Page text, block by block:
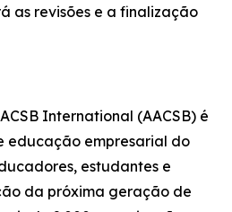
as revisões e a finalização
International (AACSB) é
educação empresarial do
estudantes e
da próxima geração de